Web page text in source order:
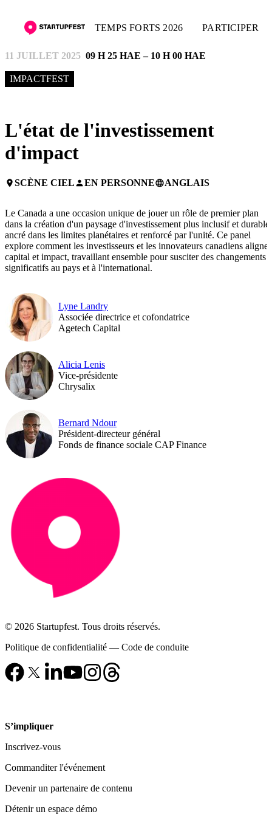
TEMPS FORTS 2026 PARTICIPER
11 JUILLET 2025 09 H 25 HAE – 10 H 00 HAE
IMPACTFEST
L'état de l'investissement
d'impact
placeSCÈNE CIELpersonEN PERSONNElanguageANGLAIS
Le Canada a une occasion unique de jouer un rôle de premier plan
dans la création d'un paysage d'investissement plus inclusif et durable,
ancré dans les limites planétaires et renforcé par l'unité. Ce panel
explore comment les investisseurs et les innovateurs canadiens
capital et impact, travaillant ensemble pour susciter des changements
significatifs au pays et à l'international.
Lyne Landry
Associée directrice et cofondatrice
Agetech Capital
Alicia Lenis
Vice-présidente
Chrysalix
Bernard Ndour
Président-directeur général
Fonds de finance sociale CAP Finance
© 2026 Startupfest. Tous droits réservés.
Politique de confidentialité — Code de conduite
S’impliquer
Inscrivez-vous
Commanditer l'événement
Devenir un partenaire de contenu
Détenir un espace démo